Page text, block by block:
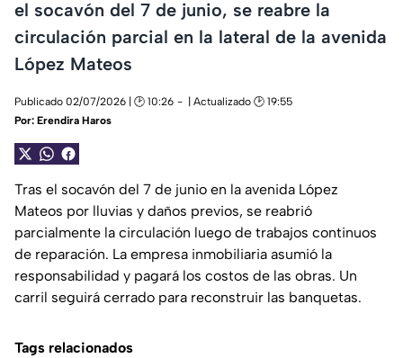
el socavón del 7 de junio, se reabre la
circulación parcial en la lateral de la avenida
López Mateos
Publicado 02/07/2026 | 🕑 10:26
| Actualizado 🕑 19:55
Por: Erendira Haros
Tras el socavón del 7 de junio en la avenida López
Mateos por lluvias y daños previos, se reabrió
parcialmente la circulación luego de trabajos continuos
de reparación. La empresa inmobiliaria asumió la
responsabilidad y pagará los costos de las obras. Un
carril seguirá cerrado para reconstruir las banquetas.
Tags relacionados